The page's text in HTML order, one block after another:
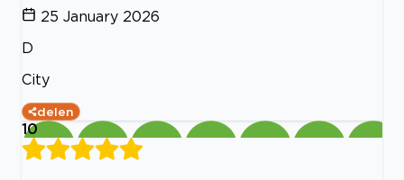
25 January 2026
D
City
delen
10